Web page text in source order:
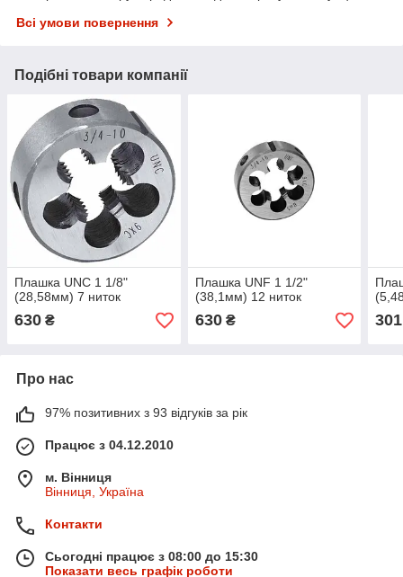
Всі умови повернення
Подібні товари компанії
Плашка UNC 1 1/8"
(28,58мм) 7 ниток
630 ₴
Плашка UNF 1 1/2"
(38,1мм) 12 ниток
630₴ 301
Про нас
97% позитивних з 93 відгуків за рік
Працює з 04.12.2010
м. Вінниця
Вінниця, Україна
Контакти
Сьогодні працює з 08:00 до 15:30
Показати весь графік роботи